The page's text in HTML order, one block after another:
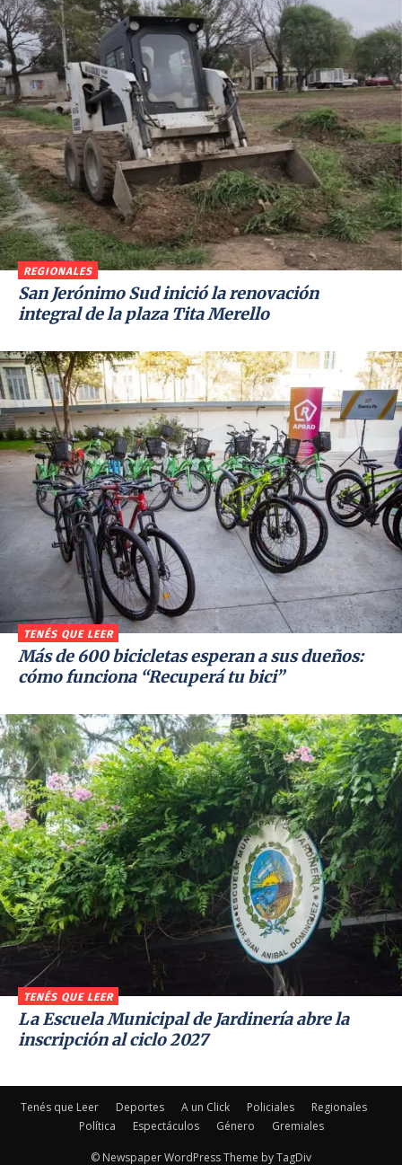
REGIONALES
San Jerónimo Sud inició la renovación
integral de la plaza Tita Merello
TENÉS QUE LEER
Más de 600 bicicletas esperan a sus dueños:
cómo funciona “Recuperá tu bici”
TENÉS QUE LEER
La Escuela Municipal de Jardinería abre la
inscripción al ciclo 2027
Tenés que Leer Deportes A un Click Policiales
Regionales
Política
Espectáculos Género Gremiales
© Newspaper WordPress Theme by TagDiv